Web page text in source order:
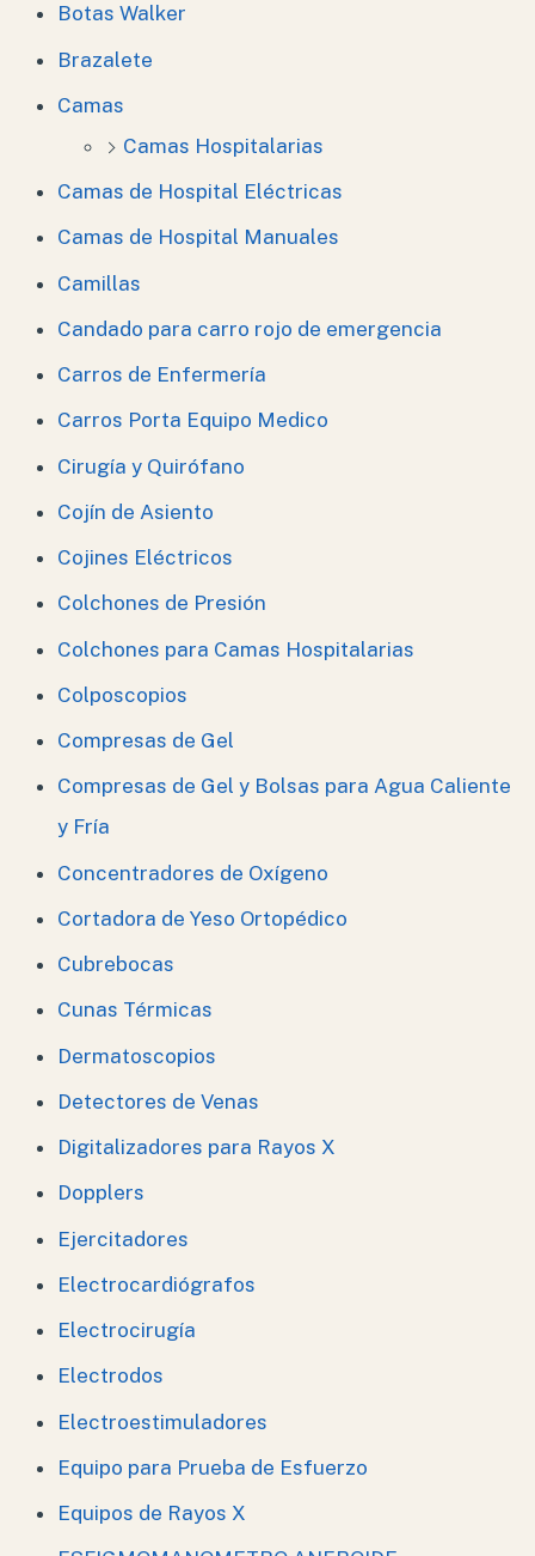
Botas Walker
Brazalete
Camas
Camas Hospitalarias
Camas de Hospital Eléctricas
Camas de Hospital Manuales
Camillas
Candado para carro rojo de emergencia
Carros de Enfermería
Carros Porta Equipo Medico
Cirugía y Quirófano
Cojín de Asiento
Cojines Eléctricos
Colchones de Presión
Colchones para Camas Hospitalarias
Colposcopios
Compresas de Gel
Compresas de Gel y Bolsas para Agua Caliente
y Fría
Concentradores de Oxígeno
Cortadora de Yeso Ortopédico
Cubrebocas
Cunas Térmicas
Dermatoscopios
Detectores de Venas
Digitalizadores para Rayos X
Dopplers
Ejercitadores
Electrocardiógrafos
Electrocirugía
Electrodos
Electroestimuladores
Equipo para Prueba de Esfuerzo
Equipos de Rayos X